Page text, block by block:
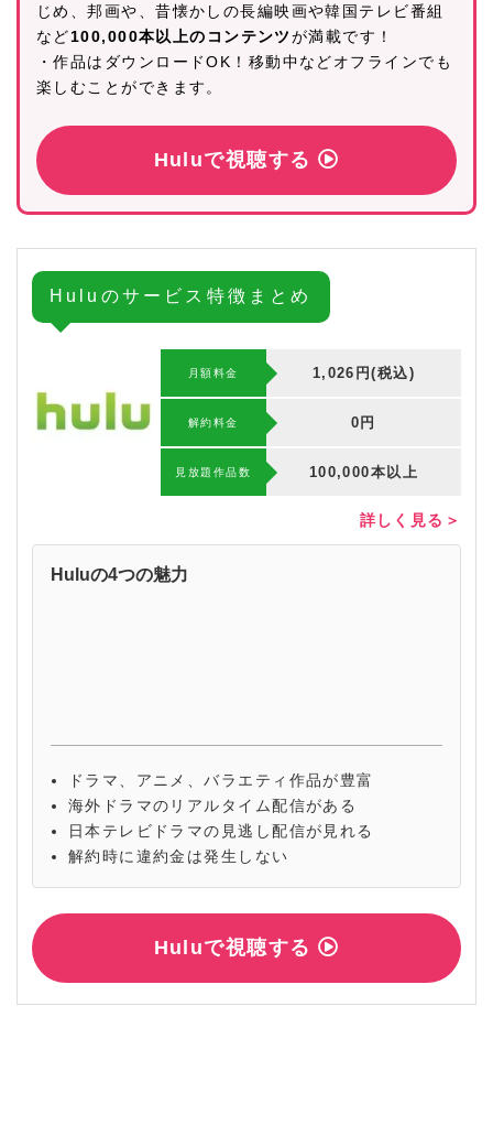
じめ、邦画や、昔懐かしの長編映画や韓国テレビ番組
など100,000本以上のコンテンツが満載です！
・作品はダウンロードOK！移動中などオフラインでも
楽しむことができます。
Huluで視聴する
Huluのサービス特徴まとめ
月額料金 1,026円(税込)
解約料⾦ 0円
⾒放題作品数 100,000本以上
詳しく見る＞
Huluの4つの魅力
ドラマ、アニメ、バラエティ作品が豊富
海外ドラマのリアルタイム配信がある
日本テレビドラマの見逃し配信が見れる
解約時に違約金は発生しない
Huluで視聴する